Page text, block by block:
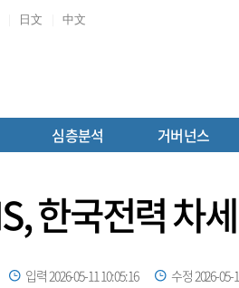
日文 中文
심층분석 거버넌스
한국전력 차
입력 2026-05-11 10:05:16 수정 2026-05-